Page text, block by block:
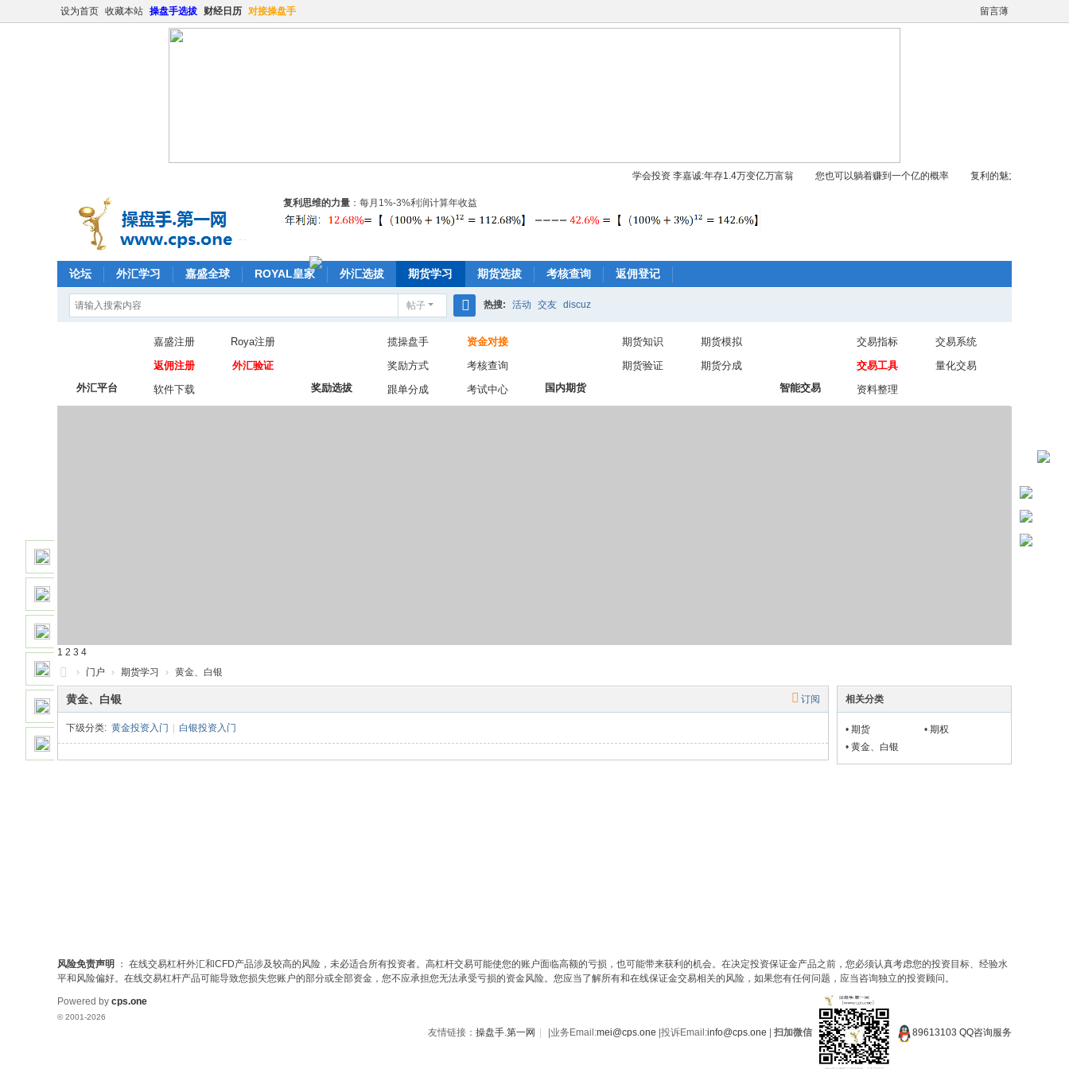
设为首页 收藏本站 操盘手选拔 财经日历 对接操盘手 留言薄
学会投资 李嘉诚:年存1.4万变亿万富翁 您也可以躺着赚到一个亿的概率 复利的魅力-每月6%-初
复利思维的力量 ：每月1%-3%利润计算年收益
论坛 外汇学习 嘉盛全球 ROYAL皇家 外汇选拔 期货学习 期货选拔 考核查询 返佣登记
帖子
索
热搜: 活动 交友 discuz
资金对接操盘
参与培训计划
参加实盘大赛
外汇平台
嘉盛注册
Roya注册
返佣注册
外汇验证
软件下载
奖励选拔
揽操盘手
资金对接
奖励方式
考核查询
跟单分成
考试中心 国内期货
期货知识
期货模拟
期货验证
期货分成
智能交易
交易指标
交易系统
交易工具
量化交易
资料整理
1 2 3 4
操
手
.
返
佣
网
› 门户 › 期货学习 › 黄金、白银
订阅
黄金、白银
下级分类: 黄金投资入门 白银投资入门
相关分类
• 期货 • 期权
• 黄金、白银
风险免责声明
： 在线交易杠杆外汇和CFD产品涉及较高的风险，未必适合所有投资者。高杠杆交易可能使您的账户面临高额的亏损，也可能带来获利的机会。在决定投资保证金产品之前，您必须认真考虑您的投资目标、经验水
平和风险偏好。在线交易杠杆产品可能导致您损失您账户的部分或全部资金，您不应承担您无法承受亏损的资金风险。您应当了解所有和在线保证金交易相关的风险，如果您有任何问题，应当咨询独立的投资顾问。
友情链接： 操盘手.第一网 |业务Email:mei@cps.one |投诉Email:info@cps.one 扫加微信 89613103 QQ咨询服务
Powered by cps.one
© 2001-2026